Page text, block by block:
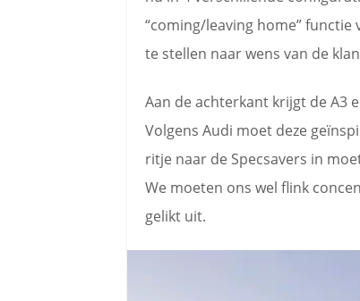
“coming/leaving home” functie
te stellen naar wens van de
Aan de achterkant krijgt de A3
Volgens Audi moet deze
ritje naar de Specsavers in
We moeten ons wel flink
gelikt uit.